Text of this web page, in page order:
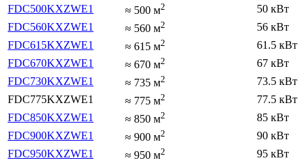
FDC500KXZWE1
≈ 500 м2 50 кВт
FDC560KXZWE1
≈ 560 м2 56 кВт
FDC615KXZWE1
≈ 615 м2 61.5 кВт
FDC670KXZWE1
≈ 670 м2 67 кВт
FDC730KXZWE1
≈ 735 м2 73.5 кВт
FDC775KXZWE1
≈ 775 м2 77.5 кВт
FDC850KXZWE1
≈ 850 м2 85 кВт
FDC900KXZWE1
≈ 900 м2 90 кВт
FDC950KXZWE1
≈ 950 м2 95 кВт